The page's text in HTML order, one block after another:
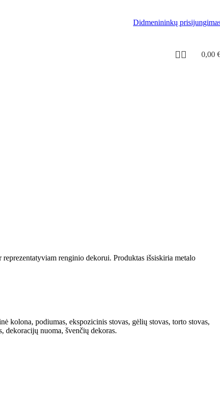
Didmenininkų
0,00
renginio dekorui. Produktas išsiskiria metalo
kolona, podiumas, ekspozicinis stovas, gėlių stovas, torto stovas,
dekoracijų nuoma, švenčių dekoras.